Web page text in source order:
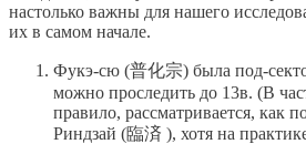
настолько важны для нашего
их в самом начале.
Фукэ-сю (普化宗) была под-
можно проследить до 13в. (В
правило, рассматривается, как
Риндзай (臨済 ), хотя на